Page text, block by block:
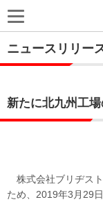
ニュースリリー
新たに北九州工
株式会社ブリヂス
ため、2019年3月29